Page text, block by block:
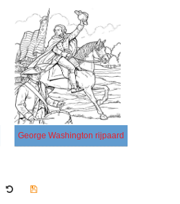
George Washington rijpaard